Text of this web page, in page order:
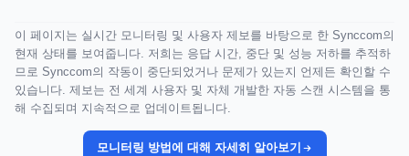
이 페이지는 실시간 모니터링 및 사용자 제보를 바탕으로 한 Synccom의
현재 상태를 보여줍니다. 저희는 응답 시간, 중단 및 성능 저하를 추적하
므로 Synccom의 작동이 중단되었거나 문제가 있는지 언제든 확인할 수
있습니다. 제보는 전 세계 사용자 및 자체 개발한 자동 스캔 시스템을 통
해 수집되며 지속적으로 업데이트됩니다.
모니터링 방법에 대해 자세히 알아보기